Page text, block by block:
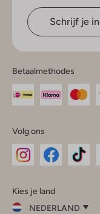
Schrijf je in
Betaalmethodes
Volg ons
InstagramFacebook
Kies je land
NEDERLAND